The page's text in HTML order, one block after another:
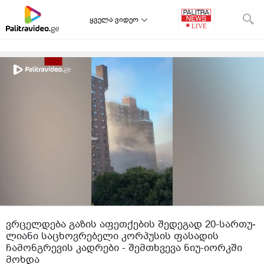
ყველა ვიდეო
ვრცელდება გაზის აფეთქების შედეგად 20-სარ­თუ­
ლი­ა­ნი სა­ცხოვ­რე­ბე­ლი კორ­პუ­სის ფა­სა­დის
ჩამონგრევის კადრები - შემთხვევა ნიუ-იორკში
მოხდა